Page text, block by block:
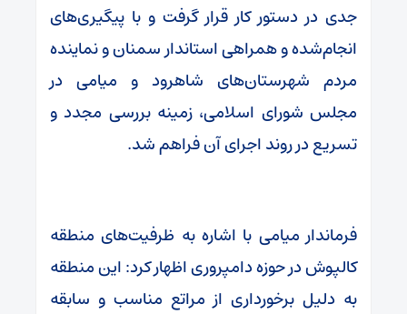
جدی در دستور کار قرار گرفت و با پیگیری‌های
انجام‌شده و همراهی استاندار سمنان و نماینده
مردم شهرستان‌های شاهرود و میامی در
مجلس شورای اسلامی، زمینه بررسی مجدد و
تسریع در روند اجرای آن فراهم شد.
فرماندار میامی با اشاره به ظرفیت‌های منطقه
کالپوش در حوزه دامپروری اظهار کرد: این منطقه
به دلیل برخورداری از مراتع مناسب و سابقه